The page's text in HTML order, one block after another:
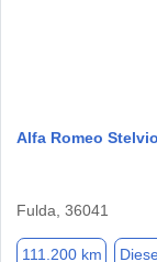
Alfa Romeo Stelvio
Fulda, 36041
111.200 km